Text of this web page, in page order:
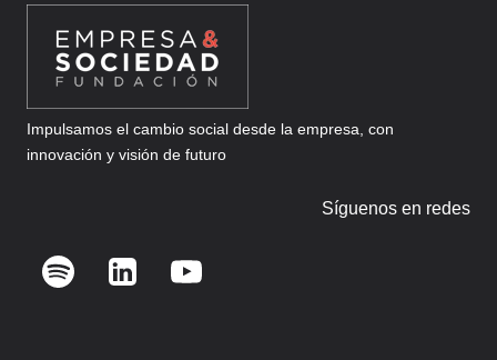
Impulsamos el cambio social desde la empresa, con
innovación y visión de futuro
Síguenos en redes